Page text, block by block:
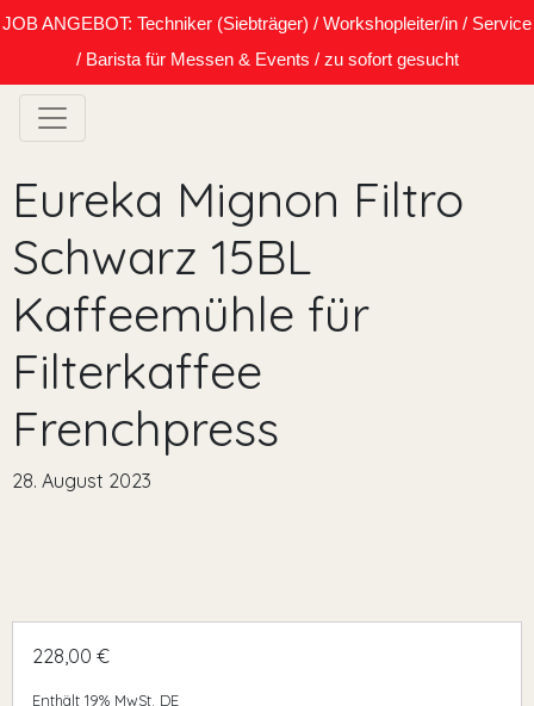
JOB ANGEBOT: Techniker (Siebträger) / Workshopleiter/in / Service
/ Barista für Messen & Events / zu sofort gesucht
Eureka Mignon Filtro
Schwarz 15BL
Kaffeemühle für
Filterkaffee
Frenchpress
28. August 2023
228,00 €
Enthält 19% MwSt. DE